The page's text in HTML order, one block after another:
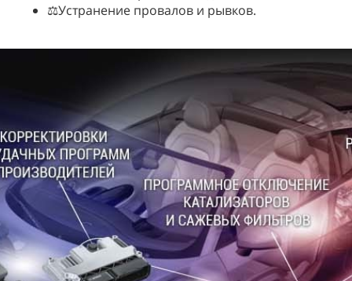
⚖️Устранение провалов и рывков.